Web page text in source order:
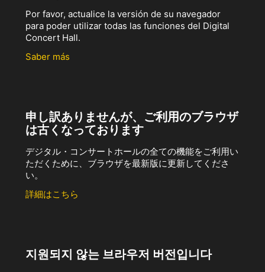
Por favor, actualice la versión de su navegador
para poder utilizar todas las funciones del Digital
Concert Hall.
Saber más
申し訳ありませんが、ご利用のブラウザ
は古くなっております
デジタル・コンサートホールの全ての機能をご利用い
ただくために、ブラウザを最新版に更新してくださ
い。
詳細はこちら
지원되지 않는 브라우저 버전입니다